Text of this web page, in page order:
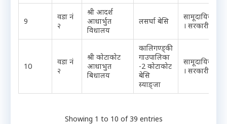
9
वडा नं
२
श्री आदर्श
आधार्भुत
विधालय
लसर्घा बेसि
सामूदायिक
। सरकारी
10
वडा नं
२
श्री कोटाकोट
आधाभुत
बिधालय
कालिगण्ड्की
गाउपालिका
-2 कोटाकोट
बेसि
स्याङ्जा
सामूदायिक
। सरकारी
Showing 1 to 10 of 39 entries